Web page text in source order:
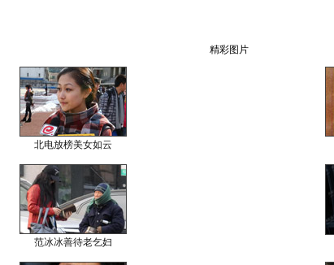
精彩图片
北电放榜美女如云
范冰冰善待老乞妇